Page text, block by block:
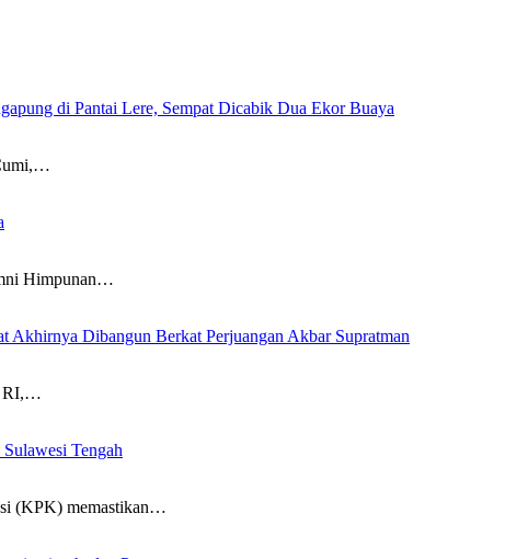
di Pantai Lere, Sempat Dicabik Dua Ekor Buaya
Himpunan…
Akhirnya Dibangun Berkat Perjuangan Akbar Supratman
RI,…
Tengah
(KPK) memastikan…